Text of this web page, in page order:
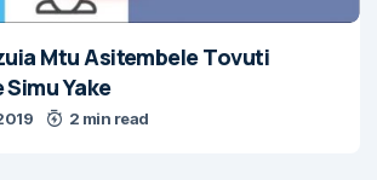
Mtu Asitembele Tovuti
Yake
2 min read